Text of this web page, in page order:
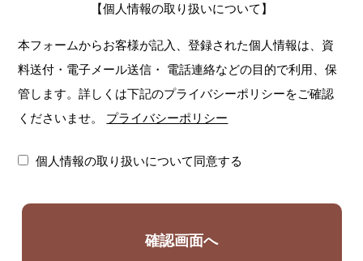
【個人情報の取り扱いについて】
本フォームからお客様が記入、登録された個人情報は、資
料送付・電子メール送信・ 電話連絡などの目的で利用、保
管します。詳しくは下記のプライバシーポリシーをご確認
くださいませ。
プライバシーポリシー
個人情報の取り扱いについて同意する